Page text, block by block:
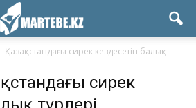
Қазақстандағы сирек кездесетін балық
сирек